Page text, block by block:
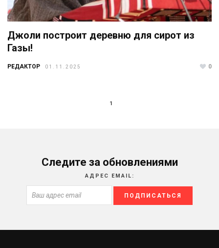
Джоли построит деревню для сирот из
Газы!
РЕДАКТОР 01.11.2025 0
1
Следите за обновлениями
АДРЕС EMAIL: